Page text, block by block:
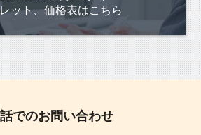
ット、価格表はこちら
でのお問い合わせ